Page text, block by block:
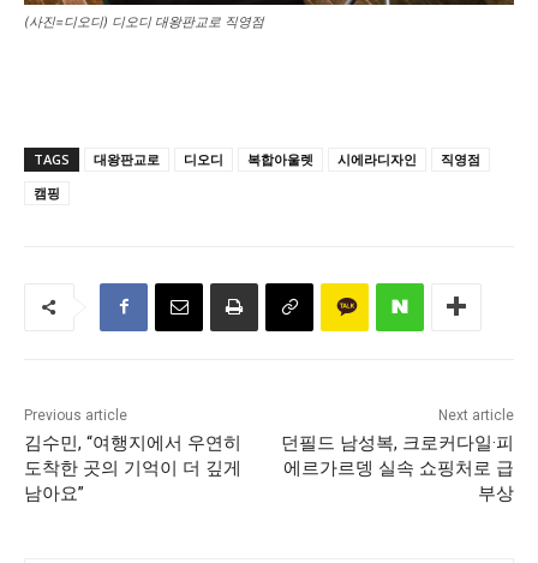
(사진=디오디) 디오디 대왕판교로 직영점
TAGS 대왕판교로 디오디 복합아울렛 시에라디자인
직영점
캠핑
Previous article
김수민, “여행지에서 우연히
도착한 곳의 기억이 더 깊게
남아요”
Next article
던필드 남성복, 크로커다일·피
에르가르뎅 실속 쇼핑처로 급
부상